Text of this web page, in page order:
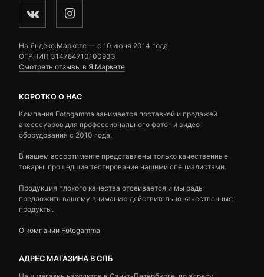
На Яндекс.Маркете — c 10 июня 2014 года.
ОГРНИП 314784710100933
Смотреть отзывы в Я.Маркете
КОРОТКО О НАС
Компания Fotogamma занимается поставкой и продажей
аксессуаров для профессионального фото- и видео
оборудования с 2010 года.
В нашем ассортименте представлены только качественные
товары, прошедшие тестирование нашими специалистами.
Продукция плохого качества отсеивается и мы рады
предложить вашему вниманию действительно качественные
продукты.
О компании Fotogamma
АДРЕС МАГАЗИНА В СПБ